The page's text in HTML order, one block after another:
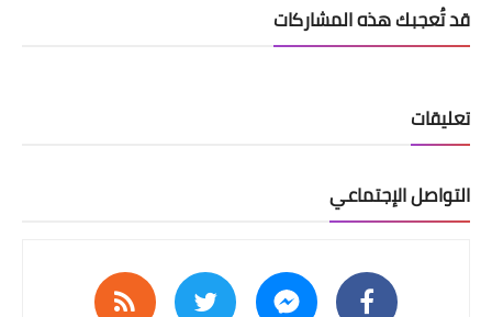
قد تُعجبك هذه المشاركات
تعليقات
التواصل الإجتماعي